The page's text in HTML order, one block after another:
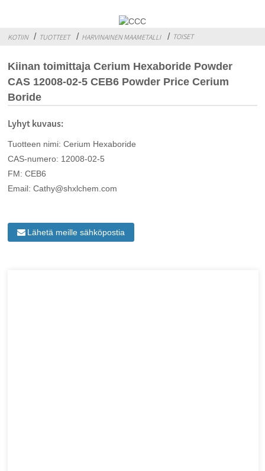
KOTIIN TUOTTEET HARVINAINEN MAAMETALLI TOISET
Kiinan toimittaja Cerium Hexaboride Powder
CAS 12008-02-5 CEB6 Powder Price Cerium
Boride
Lyhyt kuvaus:
Tuotteen nimi: Cerium Hexaboride
CAS-numero: 12008-02-5
FM: CEB6
Email: Cathy@shxlchem.com
Lähetä meille sähköpostia